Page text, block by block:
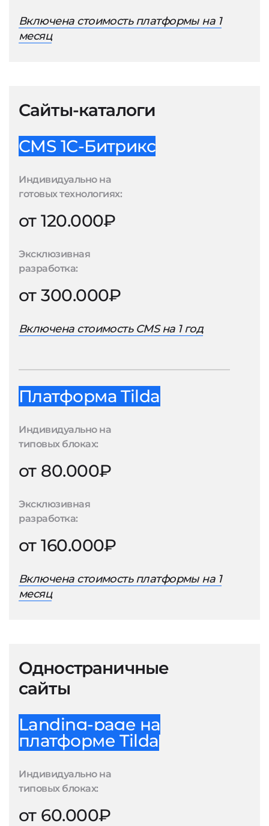
Включена стоимость платформы на 1
месяц
Сайты-каталоги
CMS 1С-Битрикс
Индивидуально на
готовых технологиях:
от 120.000₽
Эксклюзивная
разработка:
от 300.000₽
Включена стоимость CMS на 1 год
Платформа Tilda
Индивидуально на
типовых блоках:
от 80.000₽
Эксклюзивная
разработка:
от 160.000₽
Включена стоимость платформы на 1
месяц
Одностраничные
сайты
Landing-page на
платформе Tilda
Индивидуально на
типовых блоках:
от 60.000₽